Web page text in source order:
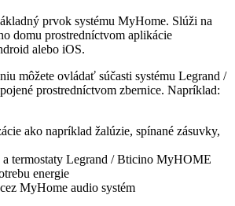
prvok systému MyHome. Slúži na
domu prostredníctvom aplikácie
alebo iOS.
môžete ovládať súčasti systému Legrand /
prostredníctvom zbernice. Napríklad:
ako napríklad žalúzie, spínané zásuvky,
a termostaty Legrand / Bticino MyHOME
energie
MyHome audio systém